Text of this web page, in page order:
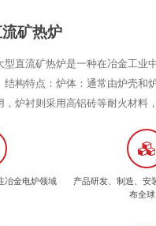
矿热炉
型直流矿热炉是一种在冶金工业
结构特点：炉体：通常由炉壳和
炉衬则采用高铝砖等耐火材料
置，电极一般采用石墨电极或自
冶金电炉领域
产品研发、制造、安
布全球